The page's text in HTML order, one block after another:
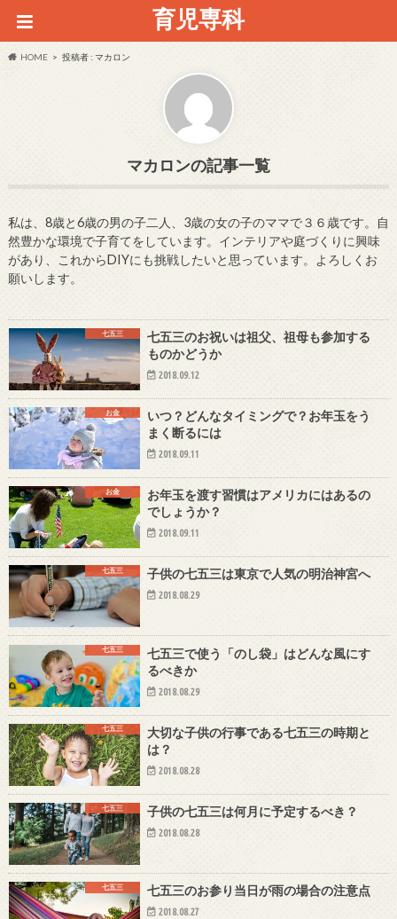
育児専科
HOME 投稿者 : マカロン
マカロン
私は、8歳と6歳の男の子二人、3歳の女の子のママで３６歳です。自
然豊かな環境で子育てをしています。インテリアや庭づくりに興味
があり、これからDIYにも挑戦したいと思っています。よろしくお
願いします。
七五三
七五三のお祝いは祖父、祖母も参加する
ものかどうか
2018.09.12
お金
いつ？どんなタイミングで？お年玉をう
まく断るには
2018.09.11
お金
お年玉を渡す習慣はアメリカにはあるの
でしょうか？
2018.09.11
七五三 子供の七五三は東京で人気の明治神宮へ
2018.08.29
七五三
七五三で使う「のし袋」はどんな風にす
るべきか
2018.08.29
七五三
大切な子供の行事である七五三の時期と
は？
2018.08.28
七五三 子供の七五三は何月に予定するべき？
2018.08.28
七五三 七五三のお参り当日が雨の場合の注意点
2018.08.27